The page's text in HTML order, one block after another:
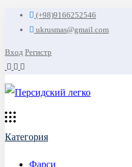
(+98)9166252546
ukrusmas@gmail.com
Вход Регистр
Категория
Фарси